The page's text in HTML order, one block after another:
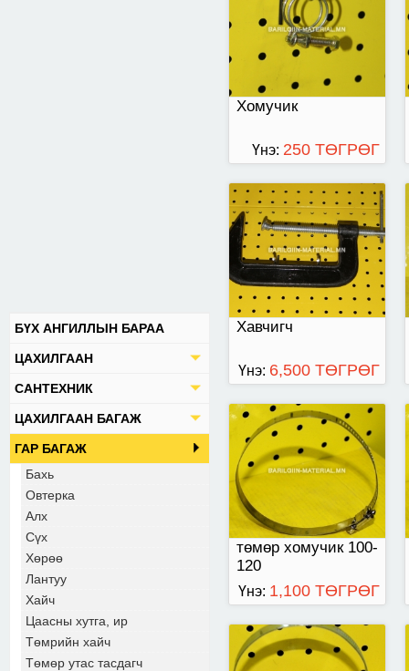
БҮХ АНГИЛЛЫН БАРАА
ЦАХИЛГААН
САНТЕХНИК
ЦАХИЛГААН БАГАЖ
ГАР БАГАЖ
Бахь
Овтерка
Алх
Сүх
Хөрөө
Лантуу
Хайч
Цаасны хутга, ир
Төмрийн хайч
Төмөр утас тасдагч
Хомучик
Үнэ: 250 ТӨГРӨГ
Хавчигч
хэмжээтэй
Үнэ: 6,500 ТӨГРӨГ
төмөр хомучик 100-
120
төмөр хомучик 100-
120
Үнэ: 1,100 ТӨГРӨГ
төмөр хомучик 52-76
төмөр хомучик 21-44